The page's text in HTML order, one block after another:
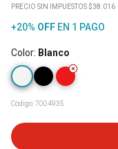
PRECIO SIN IMPUESTOS $38.016
+20% OFF EN 1 PAGO
Color: Blanco
Código:7004935